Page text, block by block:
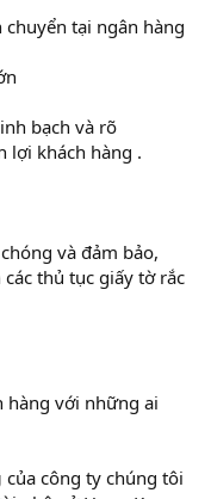
tại ngân hàng
bạch và rõ
lợi khách hàng .
và đảm bảo,
thủ tục giấy tờ rắc
hàng với những ai
của công ty chúng tôi